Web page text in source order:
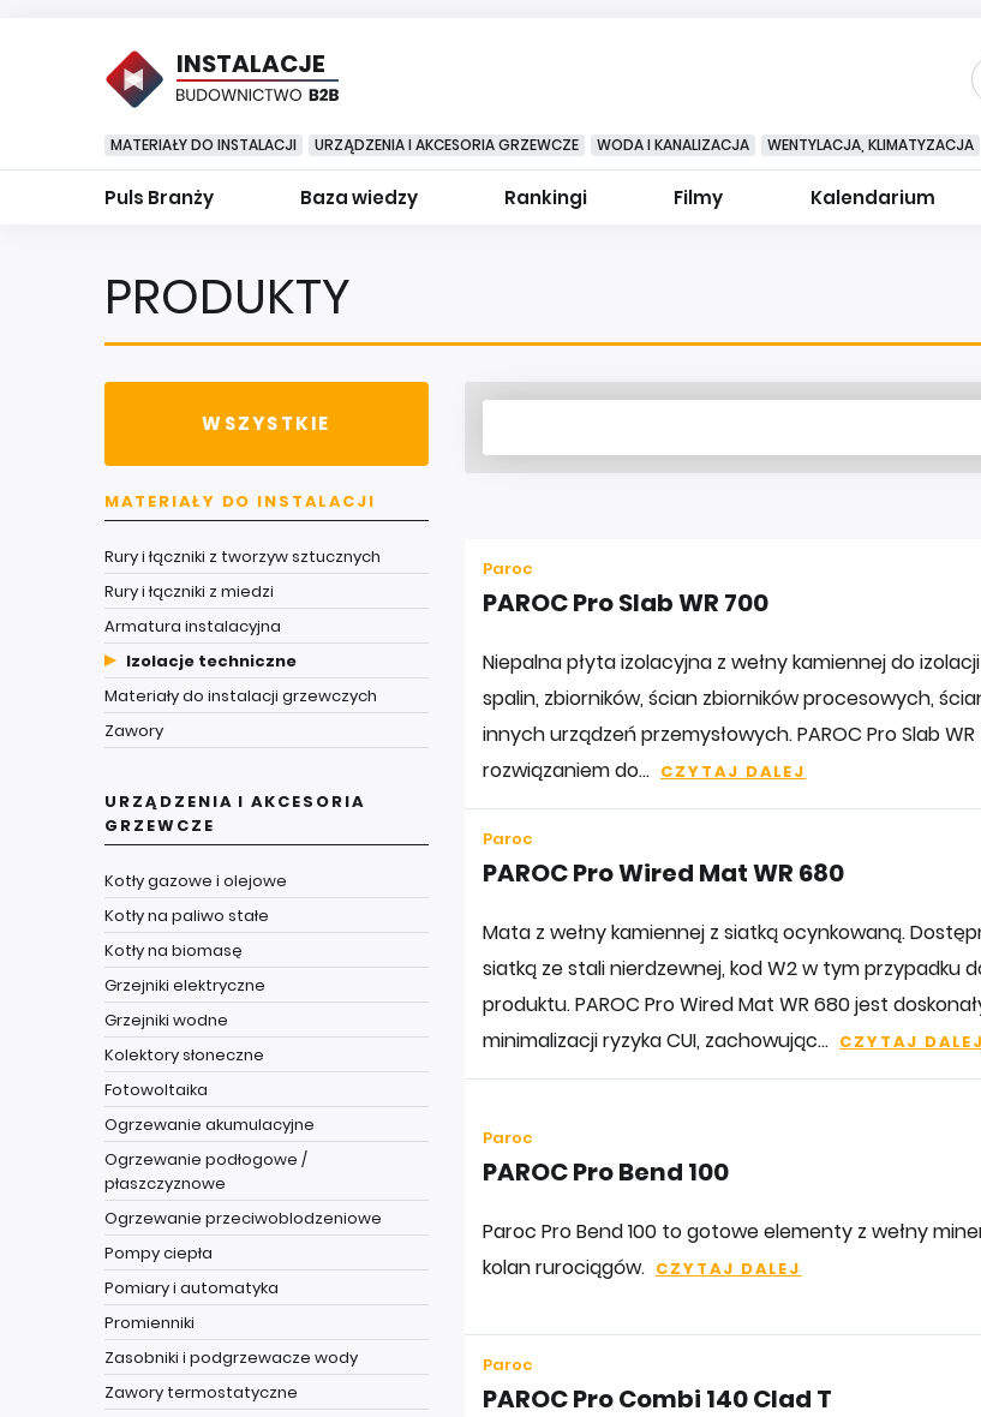
INSTALACJE
MATERIAŁY DO INSTALACJI URZĄDZENIA I AKCESORIA GRZEWCZE WODA I KANALIZACJA WENTYLACJA, KLIMATYZACJA
Puls Branży Baza wiedzy Rankingi Filmy Kalendarium
PRODUKTY
WSZYSTKIE
MATERIAŁY DO INSTALACJI
Rury i łączniki z tworzyw sztucznych
Rury i łączniki z miedzi
Armatura instalacyjna
Izolacje techniczne
Materiały do instalacji grzewczych
Zawory
URZĄDZENIA I AKCESORIA
GRZEWCZE
Kotły gazowe i olejowe
Kotły na paliwo stałe
Kotły na biomasę
Grzejniki elektryczne
Grzejniki wodne
Kolektory słoneczne
Fotowoltaika
Ogrzewanie akumulacyjne
Ogrzewanie podłogowe /
płaszczyznowe
Ogrzewanie przeciwoblodzeniowe
Pompy ciepła
Pomiary i automatyka
Promienniki
Zasobniki i podgrzewacze wody
Zawory termostatyczne
Paroc
PAROC Pro Slab WR 700
Niepalna płyta izolacyjna z wełny kamiennej do
spalin, zbiorników, ścian zbiorników procesowych,
innych urządzeń przemysłowych. PAROC Pro Slab
rozwiązaniem do... CZYTAJ DALEJ
Paroc
PAROC Pro Wired Mat WR 680
Mata z wełny kamiennej z siatką ocynkowaną.
siatką ze stali nierdzewnej, kod W2 w tym przypadku
produktu. PAROC Pro Wired Mat WR 680 jest
minimalizacji ryzyka CUI, zachowując... CZYTAJ DALEJ
Paroc
PAROC Pro Bend 100
Paroc Pro Bend 100 to gotowe elementy z wełny
kolan rurociągów. CZYTAJ DALEJ
Paroc
PAROC Pro Combi 140 Clad T